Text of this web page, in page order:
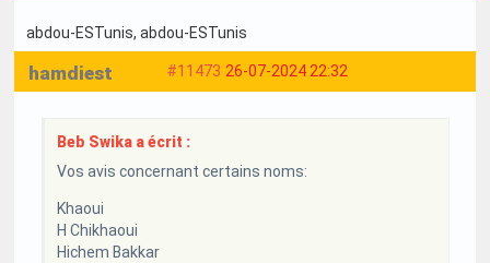
abdou-ESTunis, abdou-ESTunis
#11473 26-07-2024 22:32
hamdiest
Beb Swika a écrit :
Vos avis concernant certains noms:
Khaoui
H Chikhaoui
Hichem Bakkar